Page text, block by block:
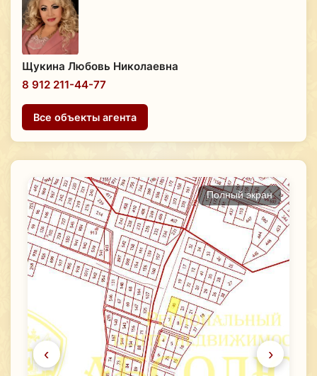
‹ ›
Полный экран
Щукина Любовь Николаевна
8 912 211-44-77
Все объекты агента